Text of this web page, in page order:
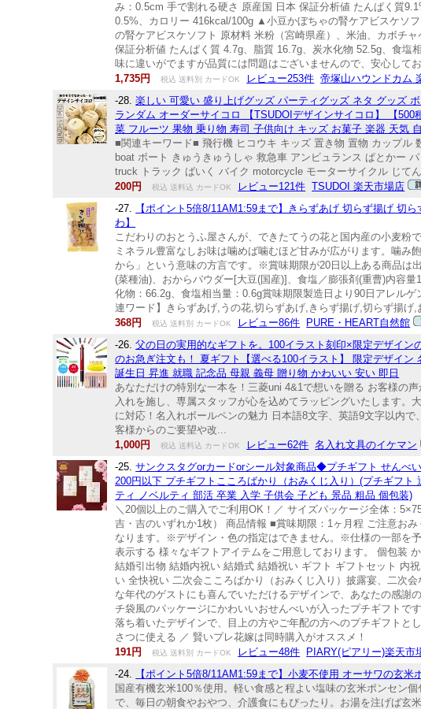
み：0.5cm 手で割れる硬さ 原産国 日本 保証分析値 たんぱく質
0.5%、カロリー 416kcal/100g ▲小豆かぼちゃの腎ケアビスケソ
の腎ケアビスケソフト 原材料 米粉（宮崎県産）、米油、カボチ
保証分析値 たんぱく質 4.7g、脂質 16.7g、炭水化物 52.5g、食
味に違いがでますが品質には問題はございませんので、安心してお
1,735円
税込 送料別 カードOK レビュー253件 帝塚山ハウンドカム
-28.楽しい 可愛い 盛り上げグッズ パーティグッズ ネタ グッズ
ランダム オーダーサイコロ 【TSUDOIデザインサイコロ】 【
菜 フルーツ 果物 乗り物 寿司 子供向け キッズ お菓子 楽器 天気
■関連キーワード■ 飛行機 ヒコウキ キッズ 置き物 置物 カップル
boat ボート きゅうきゅうしゃ 救急車 アンビュランス ぱとかー
truck トラック ばいく バイク motorcycle モーターサイクル じて
200円
税込 送料込 カードOK レビュー121件 TSUDOI 楽天市場店
-27.
【ポイント5倍8/11AM1:59まで】きらずあげ 切らず揚げ 切
わ】
こだわりのおとうふ屋さんが、できたてうの花と国内産の小麦粉
ミネラル豊富なしお味は噛めば噛むほど甘みが広がります。噛
から」という意味の方言です。※賞味期限が20日以上ある商品は
(菜種油)、おからパウダー[大豆(国産)]、食塩／膨張剤(重曹)内容
化物：66.2g、食塩相当量：0.6g賞味期限製造日より90日アレル
連ワード】きらずあげ,うの花,切らずあげ,きらず揚げ,切らず揚
368円
税込 送料別 カードOK レビュー86件
PURE・HEART自然館
-26.父の日の実用的なギフトを。100イラスト刻印×限定デザイ
のお急ぎ注文も！ 夏ギフト【選べる100イラスト】 限定デザイ
誕生日 昇進 就職 記念品 母親 義母 贈り物 かわいい 安い 即日
あなただけの特別な一本を！三菱uni 4&1で想いを贈る お客様の
入れを施し、専属スタッフが心を込めてラッピングいたします
に対応！名入れボールペンの魅力 日本語8文字、英語9文字以内
客様からのご要望や改...
1,000円
税込 送料込 カードOK レビュー62件 名入れ文具のイケマン
-25.サンクスタグorカードorシール対象商品◆プチギフト せんべ
200円以下 プチギフトこころばかり（おみくじ入り）(プチギフ
ティ ノベルティ 部活 卒業 入学 子供会 子ども 景品 粗品 個包装)
＼20個以上のご購入でご利用OK！／ サイズパッケージ全体：
吉・吉のいずれか1枚） 商品情報 ■賞味期限：1ヶ月程 ご注意お
なります。※デザイン・色の指定はできません。※仕様の一部を
表示する 様々なギフトアイテムをご用意しております。 個包装
結婚引出物 結婚内祝い 結婚式 結婚祝い ギフト ギフトセット 内
い 全快祝い 二次会こころばかり（おみくじ入り）披露宴、二次
な年代のゲストにも喜んでいただけるデザインで、あなたの感謝
チ袋風のパッケージにかわいいおせんべいが入ったプチギフトで
落ち着いたデザインで、目上の方やご年配の方へのプチギフトと
さつに使える ／ 賢いプレ花嫁は同時購入がオススメ！
191円
税込 送料別 カードOK レビュー48件
PIARY(ピアリー)楽天市
-24.
【ポイント5倍8/11AM1:59まで】小麦不使用 オーサワの玄米
国産有機玄米100％使用。軽い食感と程よい塩味の玄米ポンセン
で、毎日の朝食やおやつ、介護食にもぴったり。お湯を注げば